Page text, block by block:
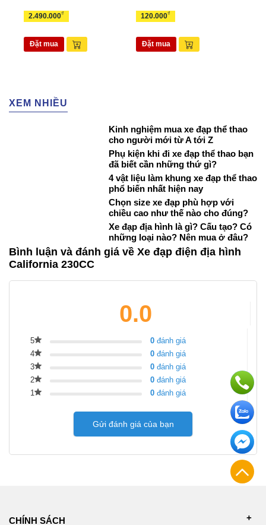
2.490.000₫
Đặt mua
120.000₫
Đặt mua
XEM NHIỀU
Kinh nghiệm mua xe đạp thể thao
cho người mới từ A tới Z
Phụ kiện khi đi xe đạp thể thao bạn
đã biết cần những thứ gì?
4 vật liệu làm khung xe đạp thể thao
phổ biến nhất hiện nay
Chọn size xe đạp phù hợp với
chiều cao như thế nào cho đúng?
Xe đạp địa hình là gì? Cấu tạo? Có
những loại nào? Nên mua ở đâu?
Bình luận và đánh giá về Xe đạp điện địa hình
California 230CC
0.0
5 0 đánh giá
4
0 đánh giá
3
0 đánh giá
2
0 đánh giá
1
0 đánh giá
Gửi đánh giá của bạn
CHÍNH SÁCH